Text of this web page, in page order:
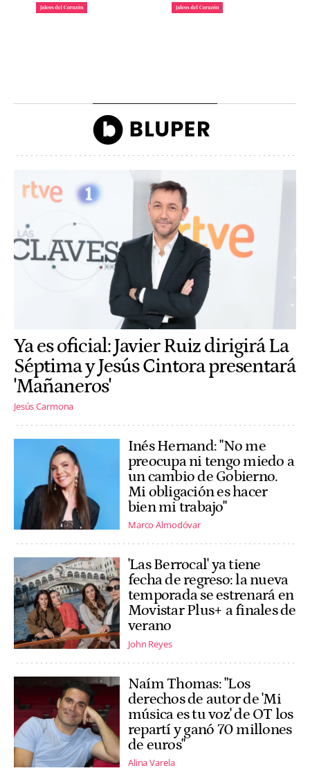
Ya es oficial: Javier Ruiz dirigirá La
Séptima y Jesús Cintora presentará
'Mañaneros'
Jesús Carmona
Inés Hernand: "No me
preocupa ni tengo miedo a
un cambio de Gobierno.
Mi obligación es hacer
bien mi trabajo"
Marco Almodóvar
'Las Berrocal' ya tiene
fecha de regreso: la nueva
temporada se estrenará en
Movistar Plus+ a finales de
verano
John Reyes
Naím Thomas: "Los
derechos de autor de 'Mi
música es tu voz' de OT los
repartí y ganó 70 millones
de euros"
Alina Varela